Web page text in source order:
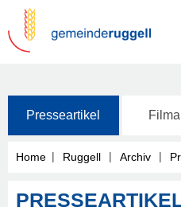
Presseartikel
Home | Ruggell | Archiv |